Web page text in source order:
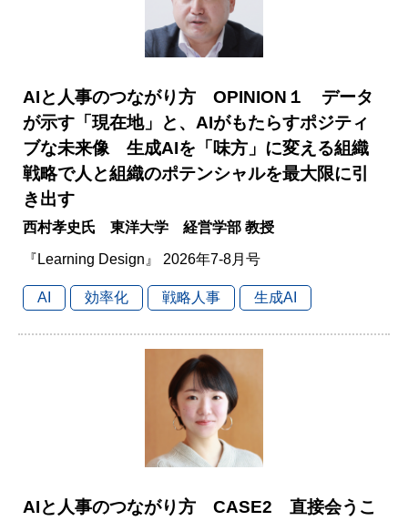
AIと人事のつながり方 OPINION１ データ
が示す「現在地」と、AIがもたらすポジティ
ブな未来像 生成AIを「味方」に変える組織
戦略で人と組織のポテンシャルを最大限に引
き出す
西村孝史氏 東洋大学 経営学部 教授
『Learning Design』 2026年7-8月号
AI 効率化 戦略人事 生成AI
AIと人事のつながり方 CASE2 直接会うこ